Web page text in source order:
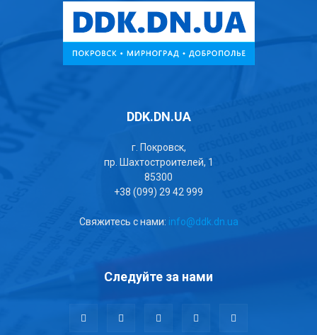
DDK.DN.UA
г. Покровск,
пр. Шахтостроителей, 1
85300
+38 (099) 29 42 999
Свяжитесь с нами: info@ddk.dn.ua
Следуйте за нами